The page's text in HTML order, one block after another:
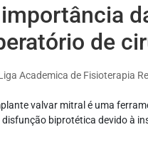
de
Academica de Fisioterapia
valvar mitral é uma
disfunção biprotética devido à